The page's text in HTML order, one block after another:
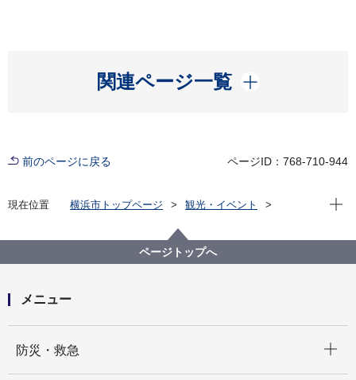
関連ページ一覧
開く
前のページに戻る ページID：768-710-944
現在位置 横浜市トップページ
観光・イベント
現在
ページトップへ
メニュー
防災・救急